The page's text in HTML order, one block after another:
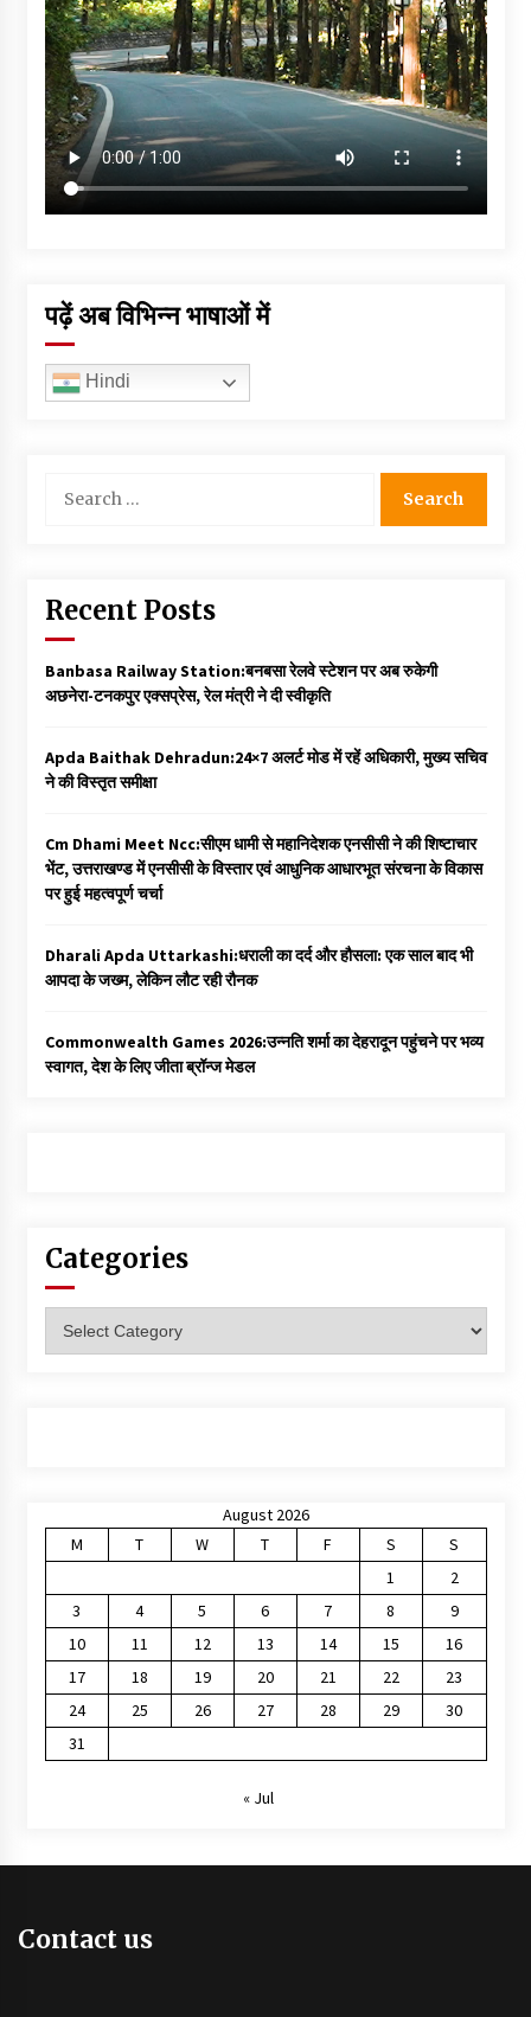
पढ़ें अब विभिन्न भाषाओं में
Hindi
for:
Recent Posts
Banbasa Railway Station:बनबसा रेलवे स्टेशन पर अब रुकेगी
अछनेरा-टनकपुर एक्सप्रेस, रेल मंत्री ने दी स्वीकृति
Apda Baithak Dehradun:24×7 अलर्ट मोड में रहें अधिकारी, मुख्य सचिव
ने की विस्तृत समीक्षा
Cm Dhami Meet Ncc:सीएम धामी से महानिदेशक एनसीसी ने की शिष्टाचार
भेंट, उत्तराखण्ड में एनसीसी के विस्तार एवं आधुनिक आधारभूत संरचना के विकास
पर हुई महत्वपूर्ण चर्चा
Dharali Apda Uttarkashi:धराली का दर्द और हौसला: एक साल बाद भी
आपदा के जख्म, लेकिन लौट रही रौनक
Commonwealth Games 2026:उन्नति शर्मा का देहरादून पहुंचने पर भव्य
स्वागत, देश के लिए जीता ब्रॉन्ज मेडल
Categories
August 2026
M
T W T F S
S
1
2
3
4 5 6 7 8
9
10
11 12 13 14 15
16
17
18 19 20 21 22
23
24
25 26 27 28 29
30
31
« Jul
Contact us